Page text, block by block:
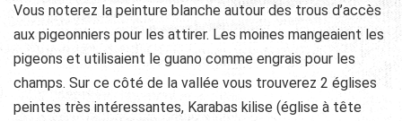
Vous noterez la peinture blanche autour des trous d’accès
aux pigeonniers pour les attirer. Les moines mangeaient les
pigeons et utilisaient le guano comme engrais pour les
champs. Sur ce côté de la vallée vous trouverez 2 églises
peintes très intéressantes, Karabas kilise (église à tête